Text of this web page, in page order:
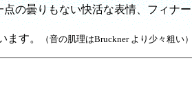
の曇りもない快活な表情、フィナ
す。
（音の肌理はBruckner より少々粗い）